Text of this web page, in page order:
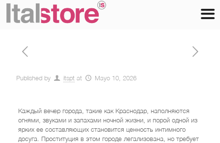
Published by itspt at Mayo 10, 2026
Каждый вечер города, такие как Краснодар, наполняются
огнями, звуками и запахами ночной жизни, и порой одной из
ярких ее составляющих становится ценность интимного
досуга. Проституция в этом городе легализована, но требует